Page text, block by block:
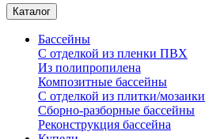
Каталог
Бассейны
С отделкой из пленки ПВХ
Из полипропилена
Композитные бассейны
С отделкой из плитки/мозаики
Сборно-разборные бассейны
Реконструкция бассейна